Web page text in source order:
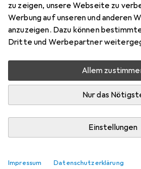
zu zeigen, unsere Webseite zu
Werbung auf unseren und anderen
anzuzeigen. Dazu können
Dritte und Werbepartner
Allem
Nur das
Einstellungen
Impressum Datenschutzerklärung